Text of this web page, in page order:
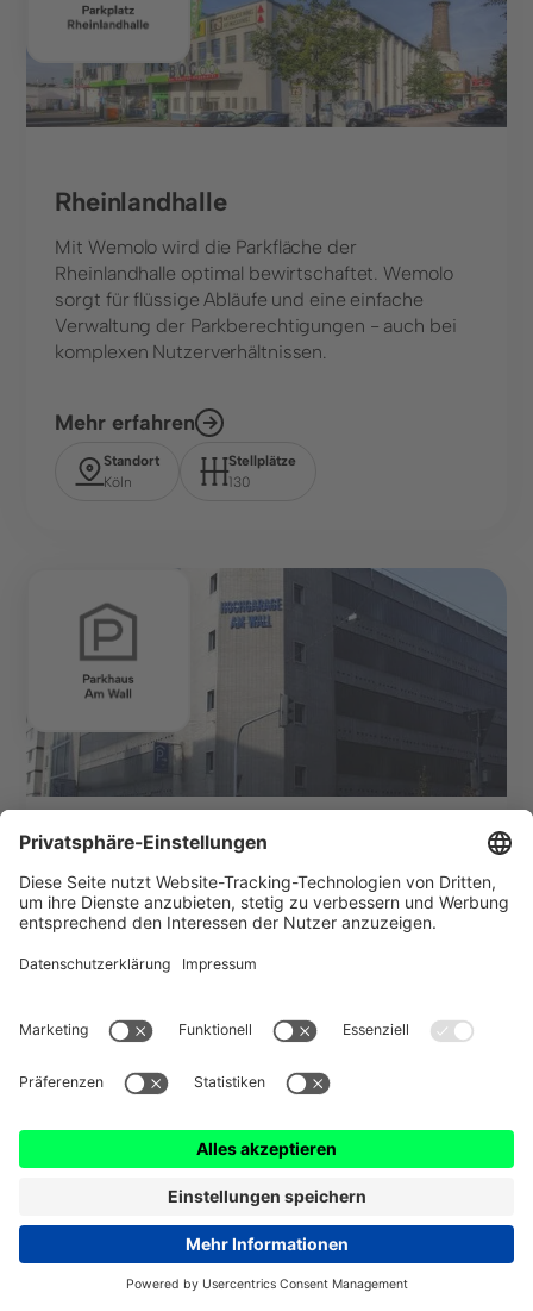
Rheinlandhalle
Mit Wemolo wird die Parkfläche der
Rheinlandhalle optimal bewirtschaftet. Wemolo
sorgt für flüssige Abläufe und eine einfache
Verwaltung der Parkberechtigungen - auch bei
komplexen Nutzerverhältnissen.
Mehr erfahren
Standort
Köln
Stellplätze
130
Parkhaus
Parkhaus am Wall
Mit dem digitalen System von Wemolo wird das
ausgeschöpft. Maßgeschneiderte Angebote
von minimalem Aufwand und voller Kontrolle
profitieren.
Stellplätze